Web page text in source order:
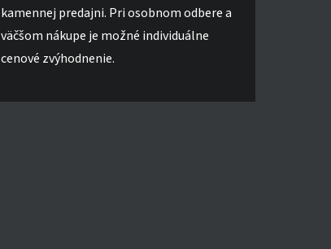
kamennej predajni. Pri osobnom odbere a
väčšom nákupe je možné individuálne
cenové zvýhodnenie.